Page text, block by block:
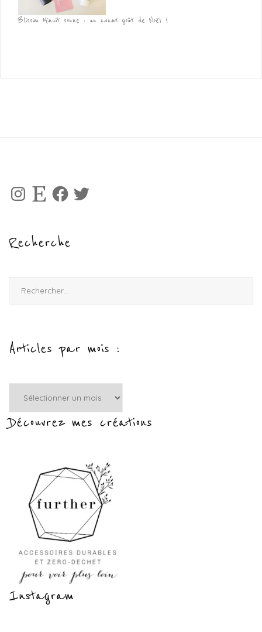
Blissim Minuit sonne : un avant goût de Noël !
Instagram
Etsy Facebook
Twitter
Recherche
Articles par mois :
mois
:Découvrez mes créations
Instagram